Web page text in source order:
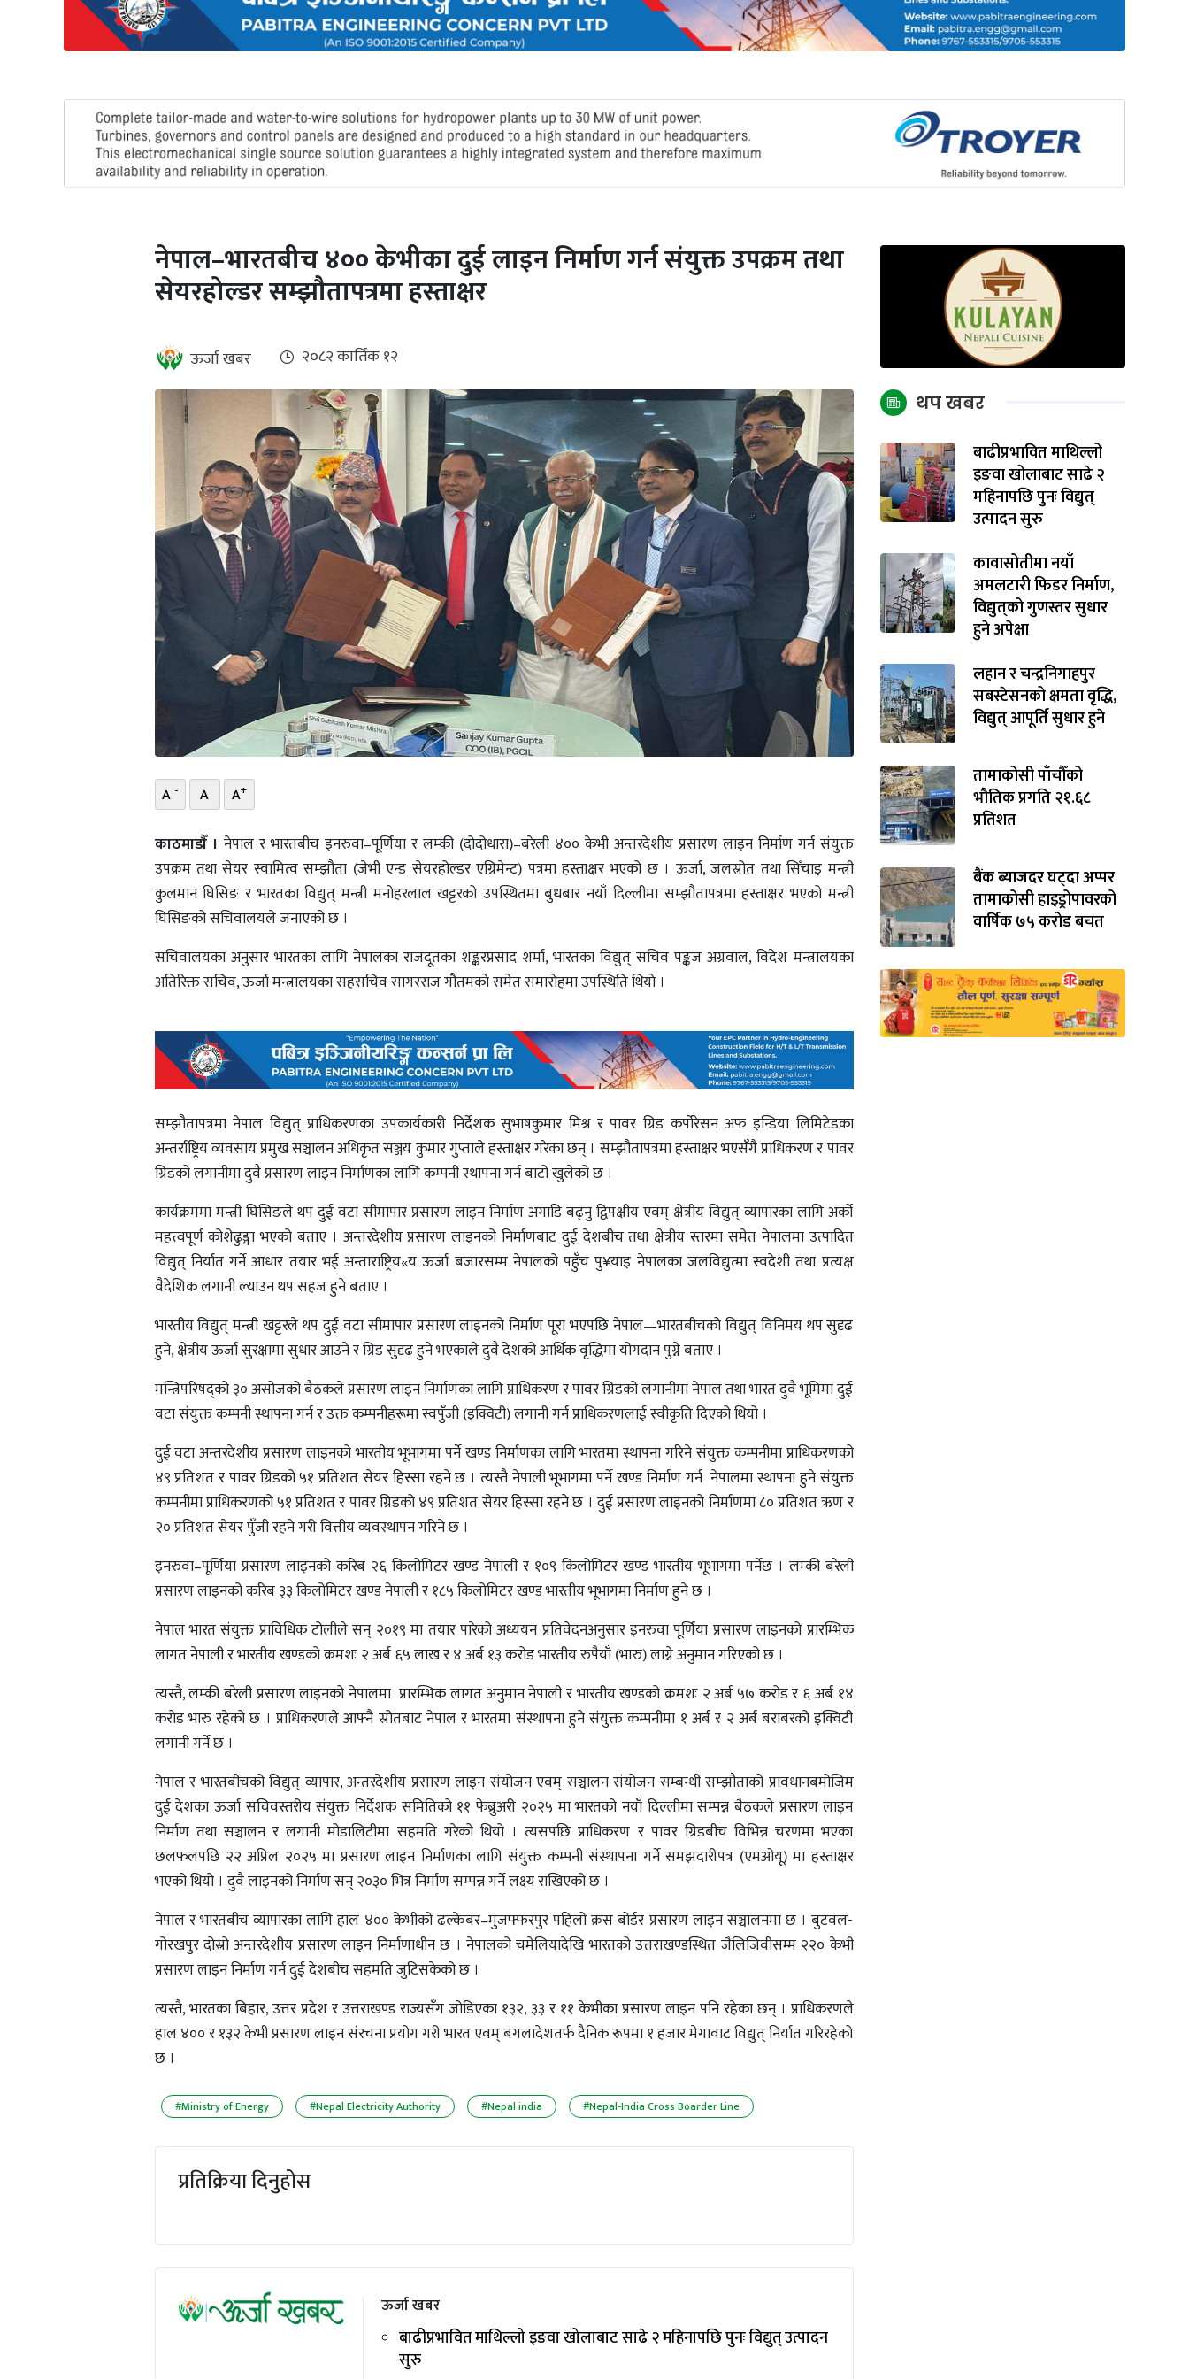
जलवायु
नेपाल–भारतबीच ४०० केभीका दुई लाइन निर्माण गर्न संयुक्त उपक्रम तथा
सेयरहोल्डर सम्झौतापत्रमा हस्ताक्षर
ऊर्जा खबर २०८२ कार्तिक १२
A - A A+
काठमाडाैँ । नेपाल र भारतबीच इनरुवा–पूर्णिया र लम्की (दोदोधारा)–बरेली ४०० केभी अन्तरदेशीय प्रसारण लाइन निर्माण गर्न संयुक्त
उपक्रम तथा सेयर स्वामित्व सम्झौता (जेभी एन्ड सेयरहोल्डर एग्रिमेन्ट) पत्रमा हस्ताक्षर भएको छ । ऊर्जा, जलस्रोत तथा सिँचाइ मन्त्री
कुलमान घिसिङ र भारतका विद्युत् मन्त्री मनोहरलाल खट्टरको उपस्थितमा बुधबार नयाँ दिल्लीमा सम्झौतापत्रमा हस्ताक्षर भएको मन्त्री
घिसिङको सचिवालयले जनाएको छ ।
सचिवालयका अनुसार भारतका लागि नेपालका राजदूतका शङ्करप्रसाद शर्मा, भारतका विद्युत् सचिव पङ्कज अग्रवाल, विदेश मन्त्रालयका
अतिरिक्त सचिव, ऊर्जा मन्त्रालयका सहसचिव सागरराज गौतमकाे समेत समाराेहमा उपस्थिति थियाे ।
सम्झौतापत्रमा नेपाल विद्युत् प्राधिकरणका उपकार्यकारी निर्देशक सुभाषकुमार मिश्र र पावर ग्रिड कर्पोरेसन अफ इन्डिया लिमिटेडका
अन्तर्राष्ट्रिय व्यवसाय प्रमुख सञ्चालन अधिकृत सञ्जय कुमार गुप्ताले हस्ताक्षर गरेका छन् । सम्झौतापत्रमा हस्ताक्षर भएसँगै प्राधिकरण र पावर
ग्रिडको लगानीमा दुवै प्रसारण लाइन निर्माणका लागि कम्पनी स्थापना गर्न बाटो खुलेको छ ।
कार्यक्रममा मन्त्री घिसिङले थप दुई वटा सीमापार प्रसारण लाइन निर्माण अगाडि बढ्नु द्विपक्षीय एवम् क्षेत्रीय विद्युत् व्यापारका लागि अर्को
महत्त्वपूर्ण कोशेढुङ्गा भएको बताए । अन्तरदेशीय प्रसारण लाइनको निर्माणबाट दुई देशबीच तथा क्षेत्रीय स्तरमा समेत नेपालमा उत्पादित
विद्युत् निर्यात गर्ने आधार तयार भई अन्ताराष्ट्रिय«य ऊर्जा बजारसम्म नेपालको पहुँच पु¥याइ नेपालका जलविद्युत्मा स्वदेशी तथा प्रत्यक्ष
वैदेशिक लगानी ल्याउन थप सहज हुने बताए ।
भारतीय विद्युत् मन्त्री खट्टरले थप दुई वटा सीमापार प्रसारण लाइनको निर्माण पूरा भएपछि नेपाल—भारतबीचको विद्युत् विनिमय थप सुदृढ
हुने, क्षेत्रीय ऊर्जा सुरक्षामा सुधार आउने र ग्रिड सुदृढ हुने भएकाले दुवै देशको आर्थिक वृद्धिमा योगदान पुग्ने बताए ।
मन्त्रिपरिषद्को ३० असोजको बैठकले प्रसारण लाइन निर्माणका लागि प्राधिकरण र पावर ग्रिडको लगानीमा नेपाल तथा भारत दुवै भूमिमा दुई
वटा संयुक्त कम्पनी स्थापना गर्न र उक्त कम्पनीहरूमा स्वपुँजी (इक्विटी) लगानी गर्न प्राधिकरणलाई स्वीकृति दिएको थियो ।
दुई वटा अन्तरदेशीय प्रसारण लाइनको भारतीय भूभागमा पर्ने खण्ड निर्माणका लागि भारतमा स्थापना गरिने संयुक्त कम्पनीमा प्राधिकरणको
४९ प्रतिशत र पावर ग्रिडको ५१ प्रतिशत सेयर हिस्सा रहने छ । त्यस्तै नेपाली भूभागमा पर्ने खण्ड निर्माण गर्न नेपालमा स्थापना हुने संयुक्त
कम्पनीमा प्राधिकरणको ५१ प्रतिशत र पावर ग्रिडको ४९ प्रतिशत सेयर हिस्सा रहने छ । दुई प्रसारण लाइनको निर्माणमा ८० प्रतिशत ऋण र
२० प्रतिशत सेयर पुँजी रहने गरी वित्तीय व्यवस्थापन गरिने छ ।
इनरुवा–पूर्णिया प्रसारण लाइनको करिब २६ किलोमिटर खण्ड नेपाली र १०९ किलोमिटर खण्ड भारतीय भूभागमा पर्नेछ । लम्की बरेली
प्रसारण लाइनको करिब ३३ किलोमिटर खण्ड नेपाली र १८५ किलोमिटर खण्ड भारतीय भूभागमा निर्माण हुने छ ।
नेपाल भारत संयुक्त प्राविधिक टोलीले सन् २०१९ मा तयार पारेको अध्ययन प्रतिवेदनअनुसार इनरुवा पूर्णिया प्रसारण लाइनको प्रारम्भिक
लागत नेपाली र भारतीय खण्डको क्रमशः २ अर्ब ६५ लाख र ४ अर्ब १३ करोड भारतीय रुपैयाँ (भारु) लाग्ने अनुमान गरिएको छ ।
त्यस्तै, लम्की बरेली प्रसारण लाइनको नेपालमा प्रारम्भिक लागत अनुमान नेपाली र भारतीय खण्डको क्रमशः २ अर्ब ५७ करोड र ६ अर्ब १४
करोड भारु रहेको छ । प्राधिकरणले आफ्नै स्रोतबाट नेपाल र भारतमा संस्थापना हुने संयुक्त कम्पनीमा १ अर्ब र २ अर्ब बराबरको इक्विटी
लगानी गर्ने छ ।
नेपाल र भारतबीचको विद्युत् व्यापार, अन्तरदेशीय प्रसारण लाइन संयोजन एवम् सञ्चालन संयोजन सम्बन्धी सम्झौताको प्रावधानबमोजिम
दुई देशका ऊर्जा सचिवस्तरीय संयुक्त निर्देशक समितिको ११ फेब्रुअरी २०२५ मा भारतको नयाँ दिल्लीमा सम्पन्न बैठकले प्रसारण लाइन
निर्माण तथा सञ्चालन र लगानी मोडालिटीमा सहमति गरेको थियो । त्यसपछि प्राधिकरण र पावर ग्रिडबीच विभिन्न चरणमा भएका
छलफलपछि २२ अप्रिल २०२५ मा प्रसारण लाइन निर्माणका लागि संयुक्त कम्पनी संस्थापना गर्ने समझदारीपत्र (एमओयू) मा हस्ताक्षर
भएको थियो । दुवै लाइनको निर्माण सन् २०३० भित्र निर्माण सम्पन्न गर्ने लक्ष्य राखिएको छ ।
नेपाल र भारतबीच व्यापारका लागि हाल ४०० केभीको ढल्केबर–मुजफ्फरपुर पहिलो क्रस बोर्डर प्रसारण लाइन सञ्चालनमा छ । बुटवल-
गोरखपुर दोस्रो अन्तरदेशीय प्रसारण लाइन निर्माणाधीन छ । नेपालको चमेलियादेखि भारतको उत्तराखण्डस्थित जैलिजिवीसम्म २२० केभी
प्रसारण लाइन निर्माण गर्न दुई देशबीच सहमति जुटिसकेको छ ।
त्यस्तै, भारतका बिहार, उत्तर प्रदेश र उत्तराखण्ड राज्यसँग जोडिएका १३२, ३३ र ११ केभीका प्रसारण लाइन पनि रहेका छन् । प्राधिकरणले
हाल ४०० र १३२ केभी प्रसारण लाइन संरचना प्रयोग गरी भारत एवम् बंगलादेशतर्फ दैनिक रूपमा १ हजार मेगावाट विद्युत् निर्यात गरिरहेको
छ ।
#Ministry of Energy #Nepal Electricity Authority #Nepal india #Nepal-India Cross Boarder Line
प्रतिक्रिया दिनुहोस
ऊर्जा खबर
बाढीप्रभावित माथिल्लो इङवा खोलाबाट साढे २ महिनापछि पुनः विद्युत् उत्पादन
सुरु
थप खबर
बाढीप्रभावित माथिल्लो
इङवा खोलाबाट साढे २
महिनापछि पुनः विद्युत्
उत्पादन सुरु
कावासोतीमा नयाँ
अमलटारी फिडर निर्माण,
विद्युत्‌को गुणस्तर सुधार
हुने अपेक्षा
लहान र चन्द्रनिगाहपुर
सबस्टेसनको क्षमता वृद्धि,
विद्युत् आपूर्ति सुधार हुने
तामाकोसी पाँचौँको
भौतिक प्रगति २१.६८
प्रतिशत
बैंक ब्याजदर घट्दा अप्पर
तामाकोसी हाइड्रोपावरको
वार्षिक ७५ करोड बचत